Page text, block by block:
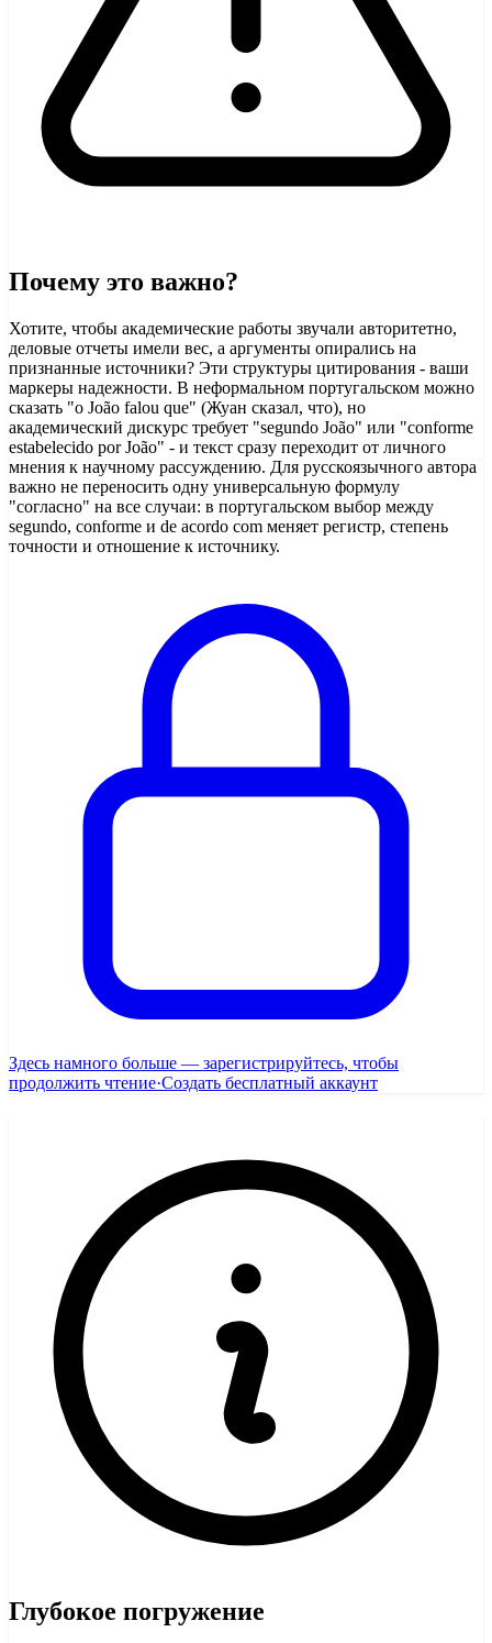
Почему это важно?
Хотите, чтобы академические работы звучали авторитетно,
деловые отчеты имели вес, а аргументы опирались на
признанные источники? Эти структуры цитирования - ваши
маркеры надежности. В неформальном португальском можно
сказать "o João falou que" (Жуан сказал, что), но
академический дискурс требует "segundo João" или "conforme
estabelecido por João" - и текст сразу переходит от личного
мнения к научному рассуждению. Для русскоязычного автора
важно не переносить одну универсальную формулу
"согласно" на все случаи: в португальском выбор между
segundo, conforme и de acordo com меняет регистр, степень
точности и отношение к источнику.
Здесь намного больше — зарегистрируйтесь, чтобы
продолжить чтение·Создать бесплатный аккаунт
Глубокое погружение